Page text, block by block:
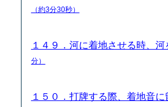
（約3分30秒）
１４９．河に着地させる時、
分）
１５０．打牌する際、着地音